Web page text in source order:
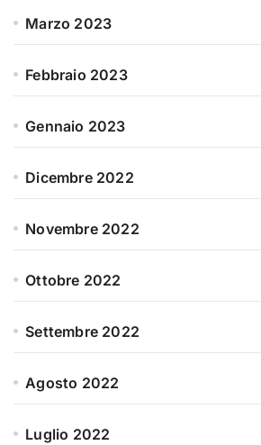
Marzo 2023
Febbraio 2023
Gennaio 2023
Dicembre 2022
Novembre 2022
Ottobre 2022
Settembre 2022
Agosto 2022
Luglio 2022